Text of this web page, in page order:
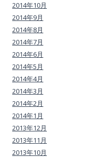
2014年10月
2014年9月
2014年8月
2014年7月
2014年6月
2014年5月
2014年4月
2014年3月
2014年2月
2014年1月
2013年12月
2013年11月
2013年10月